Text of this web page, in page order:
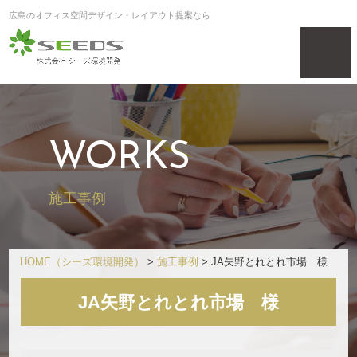
広島のオフィス空間デザイン・レイアウト提案なら
WORKS
施工事例
HOME （シーズ環境開発） > 施工事例 > JA矢野とれとれ市場 様
JA矢野とれとれ市場 様